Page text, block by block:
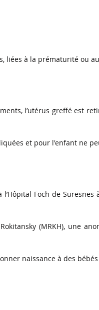
liées à la prématurité ou
l’utérus greffé est
et pour l'enfant ne
Foch de Suresnes
(MRKH), une
naissance à des